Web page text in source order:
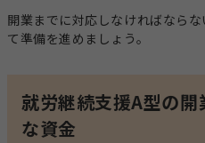
開業までに対応しなければなら
て準備を進めましょう。
就労継続支援A型の
な資金